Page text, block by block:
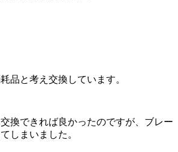
品と考え交換しています。
換できれば良かったのですが、ブレー
しまいました。